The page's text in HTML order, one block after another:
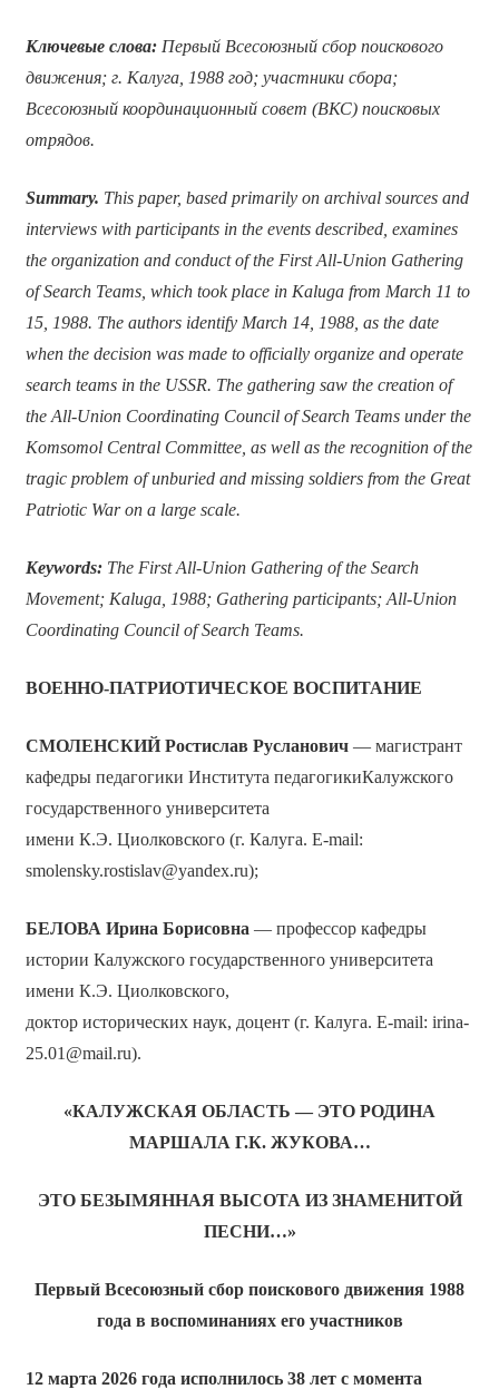
Ключевые слова:Первый Всесоюзный сбор поискового
движения; г. Калуга, 1988 год; участники сбора;
Всесоюзный координационный совет (ВКС) поисковых
отрядов.
Summary. This paper, based primarily on archival sources and
interviews with participants in the events described, examines
the organization and conduct of the First All-Union Gathering
of Search Teams, which took place in Kaluga from March 11 to
15, 1988. The authors identify March 14, 1988, as the date
when the decision was made to officially organize and operate
search teams in the USSR. The gathering saw the creation of
the All-Union Coordinating Council of Search Teams under the
Komsomol Central Committee, as well as the recognition of the
tragic problem of unburied and missing soldiers from the Great
Patriotic War on a large scale.
Keywords:The First All-Union Gathering of the Search
Movement; Kaluga, 1988; Gathering participants; All-Union
Coordinating Council of Search Teams.
ВОЕННО-ПАТРИОТИЧЕСКОЕ ВОСПИТАНИЕ
СМОЛЕНСКИЙ Ростислав Русланович— магистрант
кафедры педагогики Института педагогикиКалужского
государственного университета
имени К.Э. Циолковского (г. Калуга. E-mail:
smolensky.rostislav@yandex.ru);
БЕЛОВА Ирина Борисовна — профессор кафедры
истории Калужского государственного университета
имени К.Э. Циолковского,
доктор исторических наук, доцент (г. Калуга. E-mail: irina-
25.01@mail.ru).
«КАЛУЖСКАЯ ОБЛАСТЬ — ЭТО РОДИНА
МАРШАЛА Г.К. ЖУКОВА…
ЭТО БЕЗЫМЯННАЯ ВЫСОТА ИЗ ЗНАМЕНИТОЙ
ПЕСНИ…»
Первый Всесоюзный сбор поискового движения 1988
года в воспоминаниях его участников
12 марта 2026 года исполнилось 38 лет с момента